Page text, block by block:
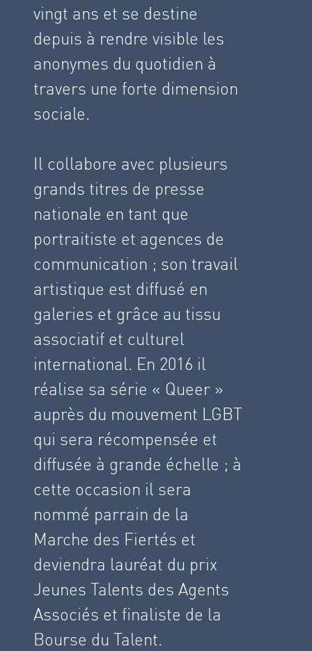
vingt ans et se destine
depuis à rendre visible les
anonymes du quotidien à
travers une forte dimension
sociale.
Il collabore avec plusieurs
grands titres de presse
nationale en tant que
portraitiste et agences de
communication ; son travail
artistique est diffusé en
galeries et grâce au tissu
associatif et culturel
international. En 2016 il
réalise sa série « Queer »
auprès du mouvement LGBT
qui sera récompensée et
diffusée à grande échelle ; à
cette occasion il sera
nommé parrain de la
Marche des Fiertés et
deviendra lauréat du prix
Jeunes Talents des Agents
Associés et finaliste de la
Bourse du Talent.